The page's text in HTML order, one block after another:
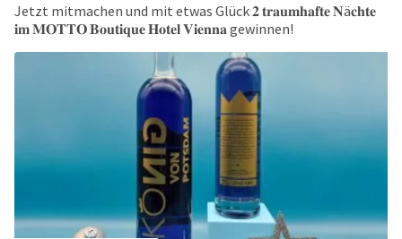
Jetzt mitmachen und mit etwas Glück 𝟐 𝐭𝐫𝐚𝐮𝐦𝐡𝐚𝐟𝐭𝐞 𝐍ä𝐜𝐡𝐭𝐞
𝐢𝐦 𝐌𝐎𝐓𝐓𝐎 𝐁𝐨𝐮𝐭𝐢𝐪𝐮𝐞 𝐇𝐨𝐭𝐞𝐥 𝐕𝐢𝐞𝐧𝐧𝐚 gewinnen!